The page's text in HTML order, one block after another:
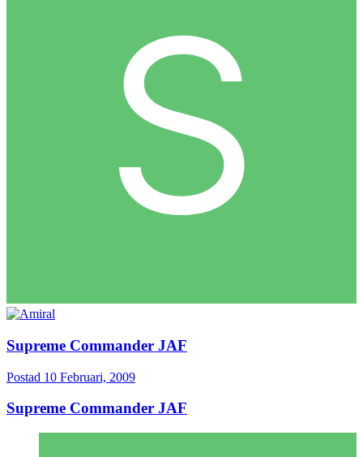
Supreme Commander JAF
Postad 10 Februari, 2009
Supreme Commander JAF